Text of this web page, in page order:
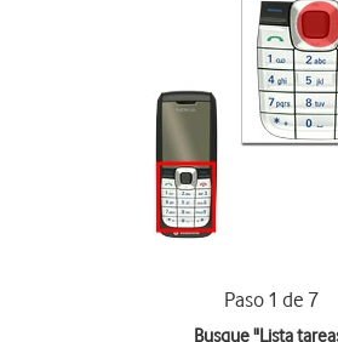
Paso 1 de 7
Busque "Lista